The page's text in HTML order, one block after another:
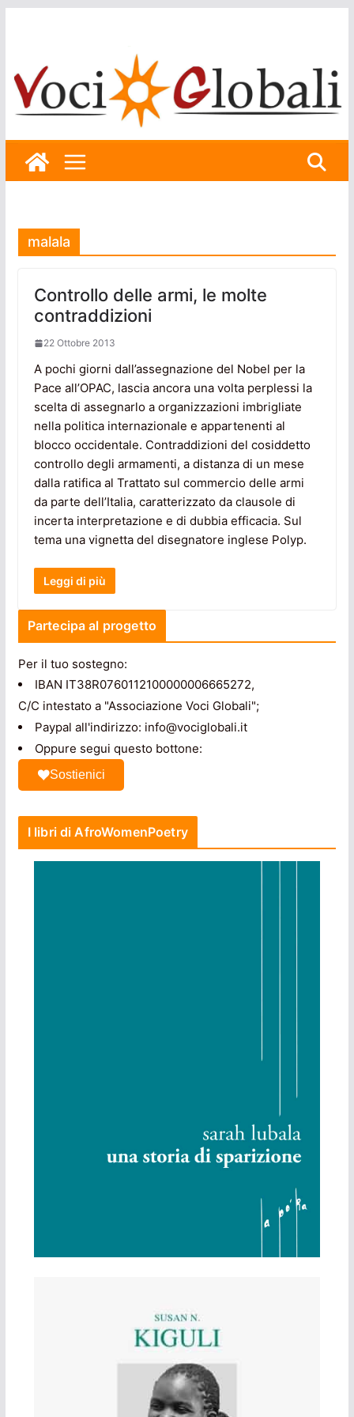
malala
Controllo delle armi, le molte
contraddizioni
22 Ottobre 2013
A pochi giorni dall’assegnazione del Nobel per la
Pace all’OPAC, lascia ancora una volta perplessi la
scelta di assegnarlo a organizzazioni imbrigliate
nella politica internazionale e appartenenti al
blocco occidentale. Contraddizioni del cosiddetto
controllo degli armamenti, a distanza di un mese
dalla ratifica al Trattato sul commercio delle armi
da parte dell’Italia, caratterizzato da clausole di
incerta interpretazione e di dubbia efficacia. Sul
tema una vignetta del disegnatore inglese Polyp.
Leggi di più
Partecipa al progetto
Per il tuo sostegno:
IBAN IT38R0760112100000006665272,
C/C intestato a "Associazione Voci Globali";
Paypal all'indirizzo: info@vociglobali.it
Oppure segui questo bottone:
Sostienici
I libri di AfroWomenPoetry